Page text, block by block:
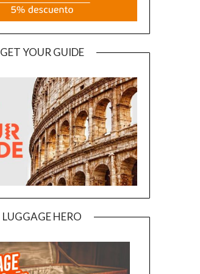
GET YOUR GUIDE
LUGGAGE HERO